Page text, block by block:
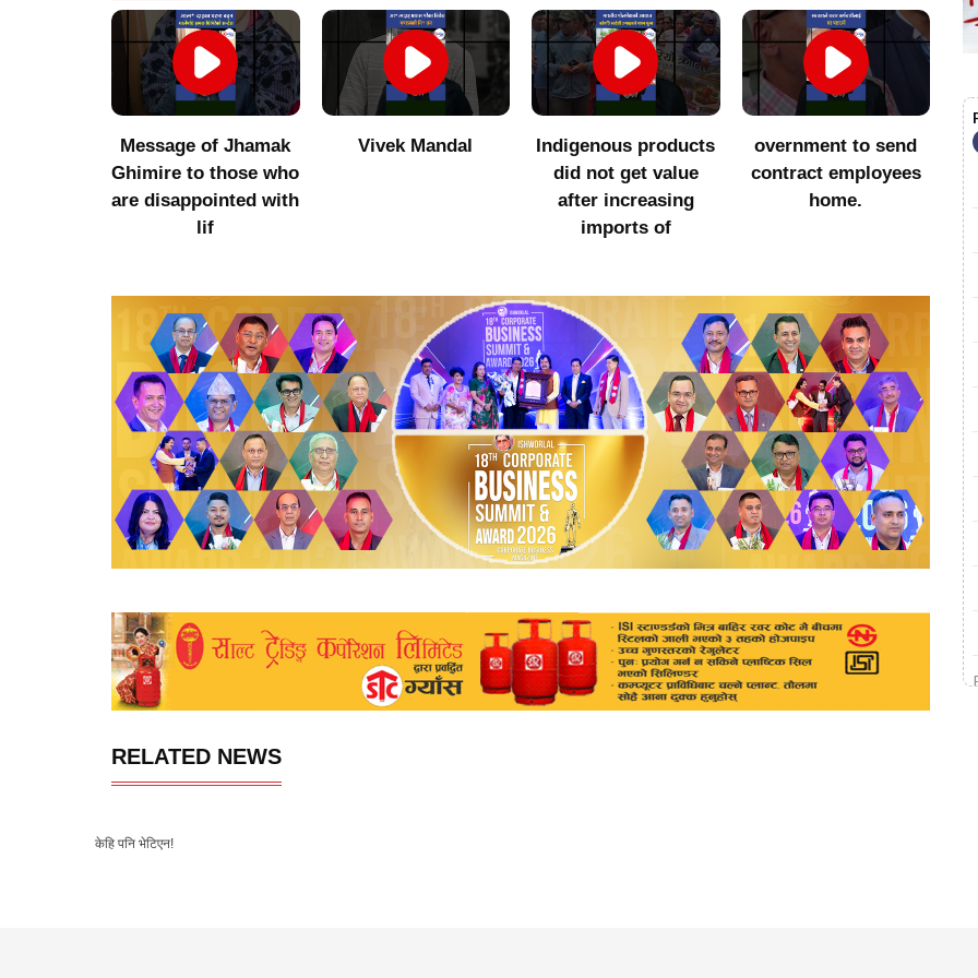
Message of Jhamak
Ghimire to those who
are disappointed with
lif
Vivek Mandal
Indigenous products
did not get value
after increasing
imports of
overnment to send
contract employees
home.
RELATED NEWS
केहि पनि भेटिएन!